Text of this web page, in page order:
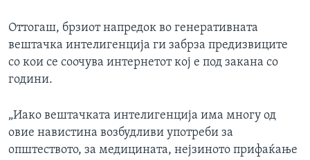
Оттогаш, брзиот напредок во генеративната
вештачка интелигенција ги забрза предизвиците
со кои се соочува интернетот кој е под закана со
години.
„Иако вештачката интелигенција има многу од
овие навистина возбудливи употреби за
општеството, за медицината, нејзиното прифаќање